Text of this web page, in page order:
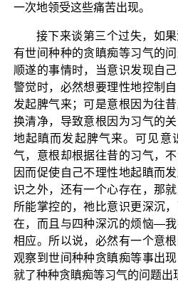
一次地领受这些痛苦出现。
接下来谈第三个过失，如
有世间种种的贪瞋痴等习气的
顺遂的事情时，当意识发现自
警觉时，必然想要理性地控制
发起脾气来；可是意根因为往
换清净，导致意根因为习气的
地起瞋而发起脾气来。可见意
气，意根却根据往昔的习气，
因而促使自己不理性地起瞋而
识之外，还有一个心存在，那
所能掌控的，祂比意识更深沉
在，而且与四种深沉的烦恼—
相应。所以说，必然有一个意
观察到世间种种贪瞋痴等事出
就了种种贪瞋痴等习气的问题出